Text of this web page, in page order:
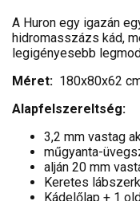
A Huron egy igazán
hidromasszázs kád,
legigényesebb
Méret: 180x80x62
Alapfelszereltség:
3,2 mm vastag
műgyanta-
alján 20 mm
Keretes
Kádelőlap + 1